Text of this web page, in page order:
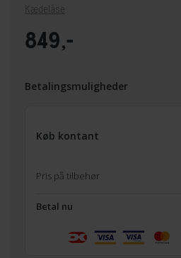
Kædelåse
849,-
Betalingsmuligheder
Køb kontant
Pris på tilbehør
Betal nu